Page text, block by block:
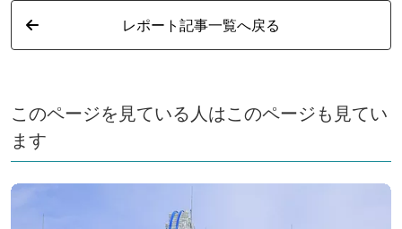
レポート記事一覧へ戻る
このページを見ている人はこのページも見てい
ます